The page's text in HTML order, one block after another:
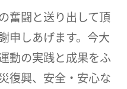
奮闘と送り出して頂
申しあげます。今大
動の実践と成果をふ
復興、安全・安心な